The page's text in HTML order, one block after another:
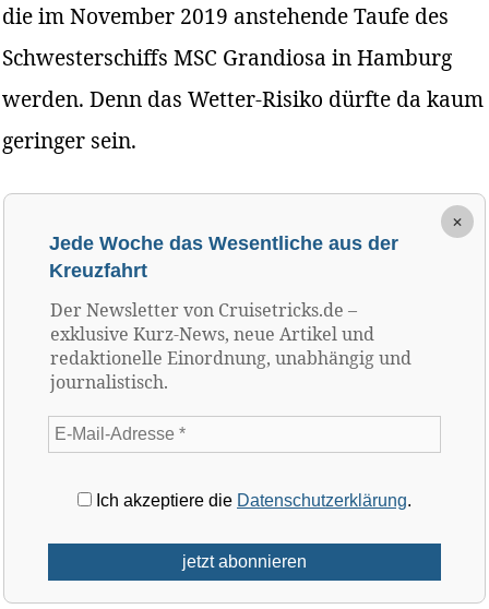
die im November 2019 anstehende Taufe des
Schwesterschiffs MSC Grandiosa in Hamburg
werden. Denn das Wetter-Risiko dürfte da kaum
geringer sein.
×
Jede Woche das Wesentliche aus der
Kreuzfahrt
Der Newsletter von Cruisetricks.de –
exklusive Kurz-News, neue Artikel und
redaktionelle Einordnung, unabhängig und
journalistisch.
Ich akzeptiere die Datenschutzerklärung.